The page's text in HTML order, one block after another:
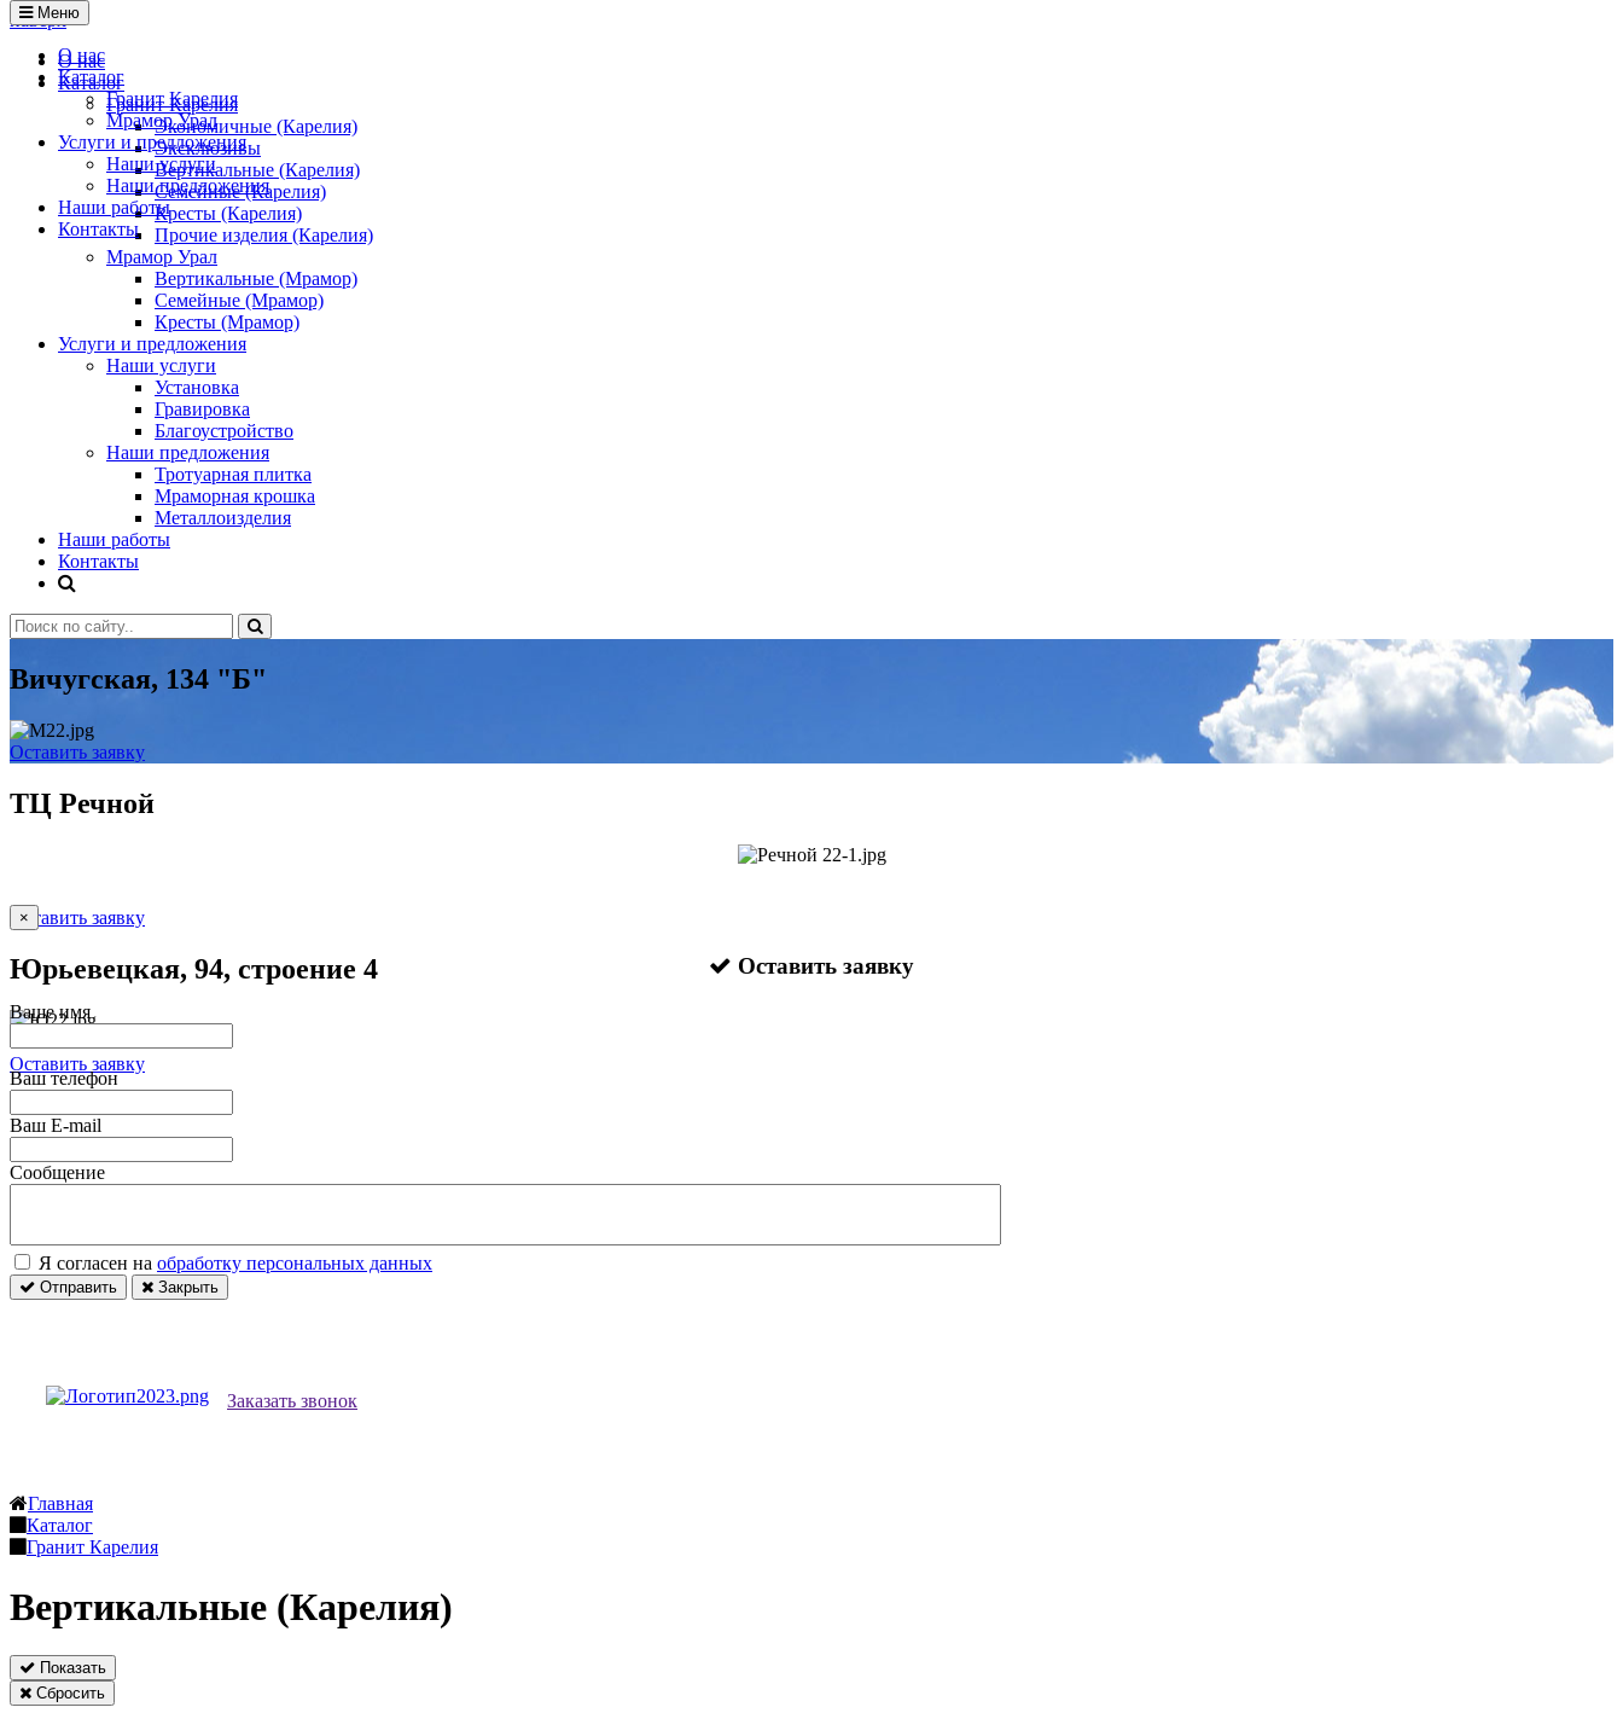
наверх
Меню
О нас
Каталог
Гранит Карелия
Мрамор Урал
Услуги и предложения
Наши услуги
Наши предложения
Наши работы
Контакты
О нас
Каталог
Гранит Карелия
Экономичные (Карелия)
Эксклюзивы
Вертикальные (Карелия)
Семейные (Карелия)
Кресты (Карелия)
Прочие изделия (Карелия)
Мрамор Урал
Вертикальные (Мрамор)
Семейные (Мрамор)
Кресты (Мрамор)
Услуги и предложения
Наши услуги
Установка
Гравировка
Благоустройство
Наши предложения
Тротуарная плитка
Мраморная крошка
Металлоизделия
Наши работы
Контакты
Вичугская, 134 "Б"
Оставить заявку
ТЦ Речной
Оставить заявку
Юрьевецкая, 94, строение 4
Оставить заявку
×
Оставить заявку
Ваше имя
Ваш телефон
Ваш E-mail
Сообщение
Я согласен на обработку персональных данных
Отправить Закрыть
Заказать звонок
Главная
Каталог
Гранит Карелия
Вертикальные (Карелия)
Показать
Сбросить